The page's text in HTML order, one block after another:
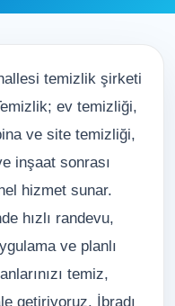
temizlik şirketi
ev temizliği,
ve site temizliği,
inşaat sonrası
hizmet sunar.
hızlı randevu,
ve planlı
temiz,
getiriyoruz. İbradı